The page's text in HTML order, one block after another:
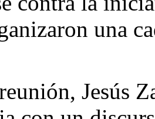
una
Jesús